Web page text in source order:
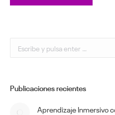
Buscar:
Publicaciones recientes
Aprendizaje Inmersivo